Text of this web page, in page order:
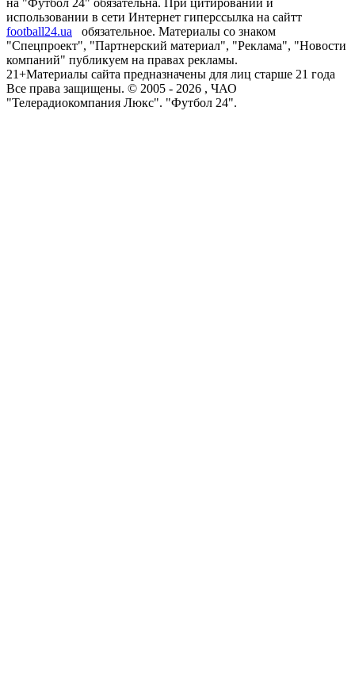
на "Футбол 24" обязательна. При цитировании и
использовании в сети Интернет гиперссылка на сайтт
football24.ua
обязательное. Материалы со знаком
"Спецпроект", "Партнерский материал", "Реклама", "Новости
компаний" публикуем на правах рекламы.
21+Материалы сайта предназначены для лиц старше 21 года
Все права защищены. © 2005 - 2026 , ЧАО
"Телерадиокомпания Люкс". "Футбол 24".